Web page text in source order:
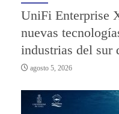
UniFi Enterprise
nuevas
industrias del sur
agosto 5, 2026